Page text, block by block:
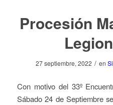
Procesión
27 septiembre, 2022 / en
Con motivo del 33º
Sábado 24 de Septiembre